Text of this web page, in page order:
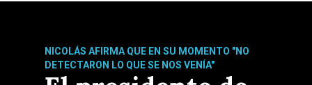
NICOLÁS AFIRMA QUE EN SU MOMENTO "NO
DETECTARON LO QUE SE NOS VENÍA"